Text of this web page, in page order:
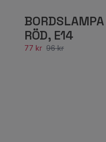
RÖD, E14
77 kr 96 kr